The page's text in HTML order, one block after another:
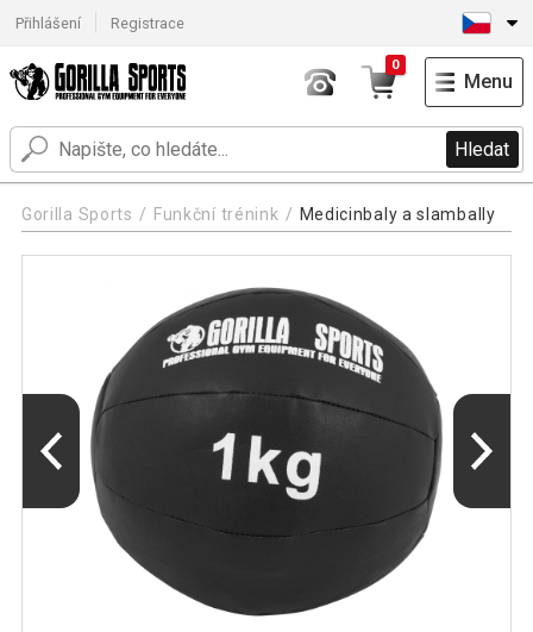
Přihlášení Registrace
Hledat
0
Menu
Gorilla Sports Funkční trénink Medicinbaly a slambally